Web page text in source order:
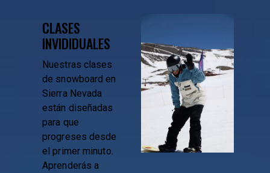
CLASES
INVIDIDUALES
Nuestras clases
de snowboard en
Sierra Nevada
están diseñadas
para que
progreses desde
el primer minuto.
Aprenderás a